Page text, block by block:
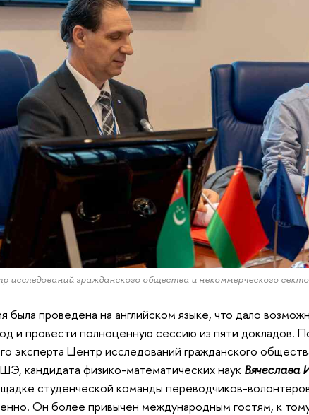
исследований гражданского общества и некоммерческого
была проведена на английском языке, что дало
и провести полноценную сессию из пяти докладов.
эксперта Центр исследований гражданского
кандидата физико-математических наук Вячеслава
студенческой команды переводчиков-
Он более привычен международным гостям, к